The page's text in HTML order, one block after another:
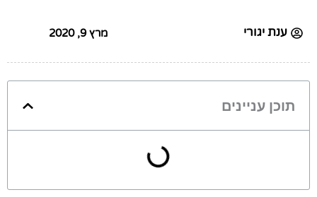
ענת יגורי מרץ 9, 2020
תוכן עניינים